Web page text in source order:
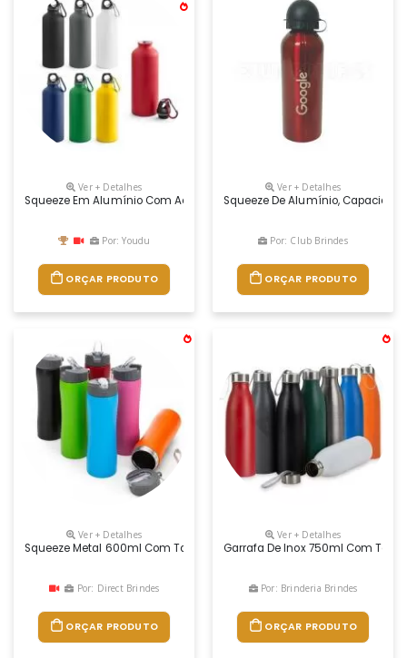
Ver + Detalhes
Squeeze Em Alumínio Com Acabamento Mate E Mosquetão Para
Por: Youdu
ORÇAR PRODUTO
Ver + Detalhes
Squeeze De Alumínio,
Por: Club Brindes
ORÇAR PRODUTO
Ver + Detalhes
Squeeze Metal 600ml Com Tampa Rosqueável Plástica E Bico
Por: Direct Brindes
ORÇAR PRODUTO
Ver + Detalhes
Garrafa De Inox 750ml Com
Por: Brinderia Brindes
ORÇAR PRODUTO